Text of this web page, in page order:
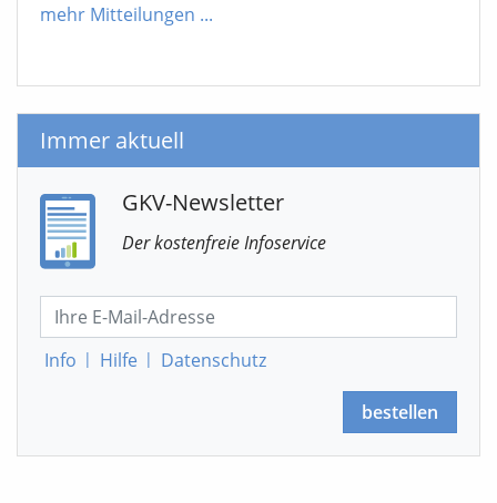
mehr Mitteilungen ...
Immer aktuell
GKV-Newsletter
Der kostenfreie Infoservice
Info | Hilfe | Datenschutz
bestellen